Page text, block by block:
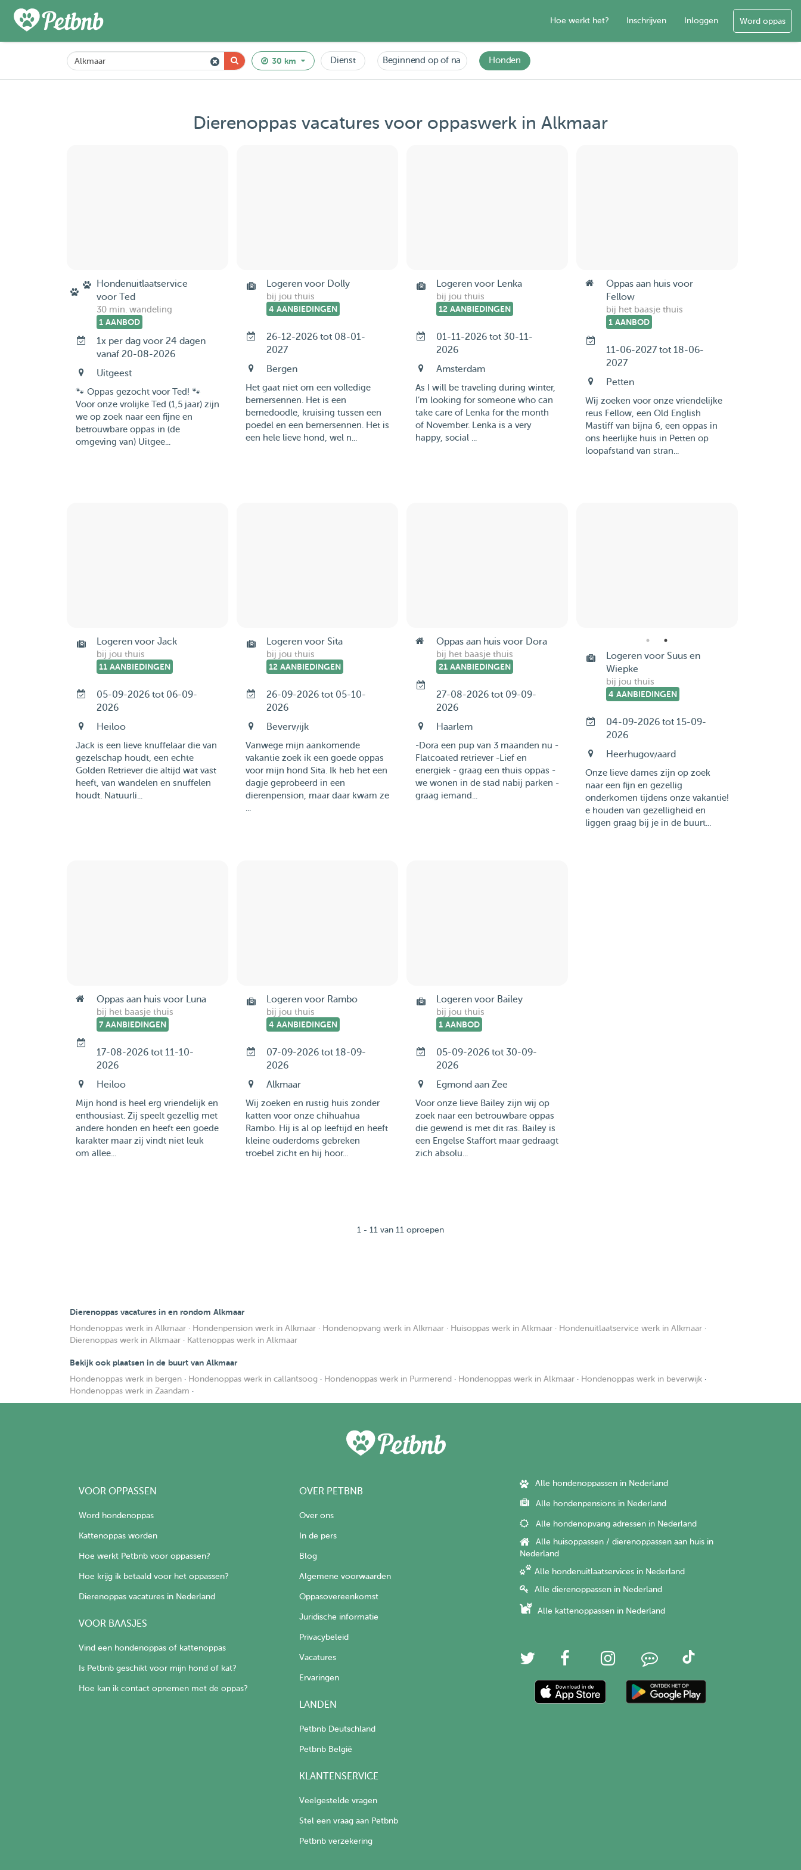
Hoe werkt het? Inschrijven Inloggen Word oppas
30 km Dienst Beginnend op of na Honden
Dierenoppas vacatures voor oppaswerk in Alkmaar
Hondenuitlaatservice
voor Ted
30 min. wandeling
1 AANBOD
1x per dag voor 24 dagen
vanaf 20-08-2026
Uitgeest
🐾 Oppas gezocht voor Ted! 🐾
Voor onze vrolijke Ted (1,5 jaar) zijn
we op zoek naar een fijne en
betrouwbare oppas in (de
omgeving van) Uitgee...
Logeren voor Dolly
bij jou thuis
4 AANBIEDINGEN
26-12-2026 tot 08-01-
2027
Bergen
Het gaat niet om een volledige
bernersennen. Het is een
bernedoodle, kruising tussen een
poedel en een bernersennen. Het is
een hele lieve hond, wel n...
Logeren voor Lenka
bij jou thuis
12 AANBIEDINGEN
01-11-2026 tot 30-11-
2026
Amsterdam
As I will be traveling during winter,
I’m looking for someone who can
take care of Lenka for the month
of November. Lenka is a very
happy, social ...
Oppas aan huis voor
Fellow
bij het baasje thuis
1 AANBOD
11-06-2027 tot 18-06-
2027
Petten
Wij zoeken voor onze vriendelijke
reus Fellow, een Old English
Mastiff van bijna 6, een oppas in
ons heerlijke huis in Petten op
loopafstand van stran...
Logeren voor Jack
bij jou thuis
11 AANBIEDINGEN
05-09-2026 tot 06-09-
2026
Heiloo
Jack is een lieve knuffelaar die van
gezelschap houdt, een echte
Golden Retriever die altijd wat vast
heeft, van wandelen en snuffelen
houdt. Natuurli...
Logeren voor Sita
bij jou thuis
12 AANBIEDINGEN
26-09-2026 tot 05-10-
2026
Beverwijk
Vanwege mijn aankomende
vakantie zoek ik een goede oppas
voor mijn hond Sita. Ik heb het een
dagje geprobeerd in een
dierenpension, maar daar kwam ze
...
Oppas aan huis voor Dora
bij het baasje thuis
21 AANBIEDINGEN
27-08-2026 tot 09-09-
2026
Haarlem
-Dora een pup van 3 maanden nu -
Flatcoated retriever -Lief en
energiek - graag een thuis oppas -
we wonen in de stad nabij parken -
graag iemand...
Logeren voor Suus en
Wiepke
bij jou thuis
4 AANBIEDINGEN
04-09-2026 tot 15-09-
2026
Heerhugowaard
Onze lieve dames zijn op zoek
naar een fijn en gezellig
onderkomen tijdens onze vakantie!
e houden van gezelligheid en
liggen graag bij je in de buurt...
Oppas aan huis voor Luna
bij het baasje thuis
7 AANBIEDINGEN
17-08-2026 tot 11-10-
2026
Heiloo
Mijn hond is heel erg vriendelijk en
enthousiast. Zij speelt gezellig met
andere honden en heeft een goede
karakter maar zij vindt niet leuk
om allee...
Logeren voor Rambo
bij jou thuis
4 AANBIEDINGEN
07-09-2026 tot 18-09-
2026
Alkmaar
Wij zoeken en rustig huis zonder
katten voor onze chihuahua
Rambo. Hij is al op leeftijd en heeft
kleine ouderdoms gebreken
troebel zicht en hij hoor...
Logeren voor Bailey
bij jou thuis
1 AANBOD
05-09-2026 tot 30-09-
2026
Egmond aan Zee
Voor onze lieve Bailey zijn wij op
zoek naar een betrouwbare oppas
die gewend is met dit ras. Bailey is
een Engelse Staffort maar gedraagt
zich absolu...
1 - 11 van 11 oproepen
Dierenoppas vacatures in en rondom Alkmaar
Hondenoppas werk in Alkmaar · Hondenpension werk in Alkmaar · Hondenopvang werk in Alkmaar · Huisoppas werk in Alkmaar · Hondenuitlaatservice werk in Alkmaar ·
Dierenoppas werk in Alkmaar · Kattenoppas werk in Alkmaar
Bekijk ook plaatsen in de buurt van Alkmaar
Hondenoppas werk in bergen · Hondenoppas werk in callantsoog · Hondenoppas werk in Purmerend · Hondenoppas werk in Alkmaar · Hondenoppas werk in beverwijk ·
Hondenoppas werk in Zaandam ·
VOOR OPPASSEN
Word hondenoppas
Kattenoppas worden
Hoe werkt Petbnb voor oppassen?
Hoe krijg ik betaald voor het oppassen?
Dierenoppas vacatures in Nederland
VOOR BAASJES
Vind een hondenoppas of kattenoppas
Is Petbnb geschikt voor mijn hond of kat?
Hoe kan ik contact opnemen met de oppas?
OVER PETBNB
Over ons
In de pers
Blog
Algemene voorwaarden
Oppasovereenkomst
Juridische informatie
Privacybeleid
Vacatures
Ervaringen
LANDEN
Petbnb Deutschland
Petbnb België
KLANTENSERVICE
Veelgestelde vragen
Stel een vraag aan Petbnb
Petbnb verzekering
Alle hondenoppassen in Nederland
Alle hondenpensions in Nederland
Alle hondenopvang adressen in Nederland
Alle huisoppassen / dierenoppassen aan huis in
Nederland
Alle hondenuitlaatservices in Nederland
Alle dierenoppassen in Nederland
Alle kattenoppassen in Nederland